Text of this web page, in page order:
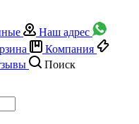
Наш адрес
Компания
Поиск